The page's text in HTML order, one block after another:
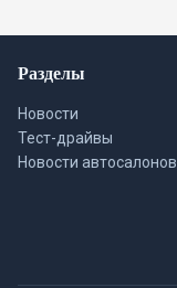
Разделы
Новости
Тест-драйвы
Новости автосалонов